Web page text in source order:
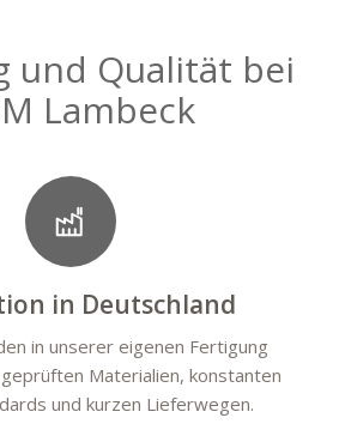
und Qualität bei
Lambeck
in Deutschland
in unserer eigenen Fertigung
Materialien, konstanten
und kurzen Lieferwegen.